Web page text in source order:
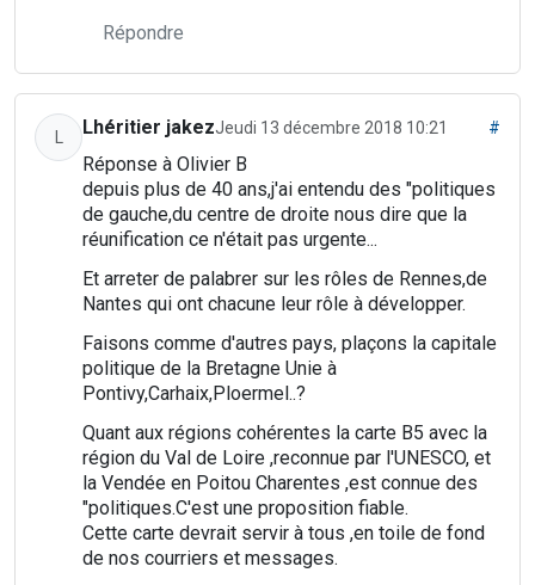
Répondre
L Lhéritier jakezJeudi 13 décembre 2018 10:21 #
Réponse à Olivier B
depuis plus de 40 ans,j'ai entendu des "politiques
de gauche,du centre de droite nous dire que la
réunification ce n'était pas urgente...
Et arreter de palabrer sur les rôles de Rennes,de
Nantes qui ont chacune leur rôle à développer.
Faisons comme d'autres pays, plaçons la capitale
politique de la Bretagne Unie à
Pontivy,Carhaix,Ploermel..?
Quant aux régions cohérentes la carte B5 avec la
région du Val de Loire ,reconnue par l'UNESCO, et
la Vendée en Poitou Charentes ,est connue des
"politiques.C'est une proposition fiable.
Cette carte devrait servir à tous ,en toile de fond
de nos courriers et messages.